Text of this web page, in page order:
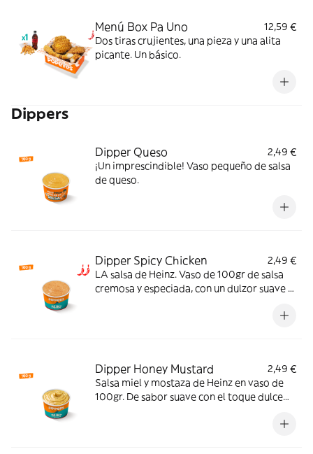
Menú Box Pa Uno
12,59 €
Dos tiras crujientes, una pieza y una alita
picante. Un básico.
Dippers
Dipper Queso
2,49 €
¡Un imprescindible! Vaso pequeño de salsa
de queso.
Dipper Spicy Chicken
2,49 €
LA salsa de Heinz. Vaso de 100gr de salsa
cremosa y especiada, con un dulzor suave y
sabor y la hace irresistible. El match ideal
Dipper Honey Mustard
2,49 €
Salsa miel y mostaza de Heinz en vaso de
100gr. De sabor suave con el toque dulce